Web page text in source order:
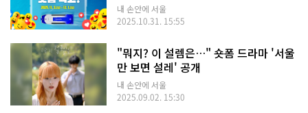
내 손안에 서울
2025.10.31. 15:55
"뭐지? 이 설렘은…" 숏폼 드라마 '서울
만 보면 설레' 공개
내 손안에 서울
2025.09.02. 15:30